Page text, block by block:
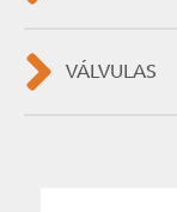
VÁLVULAS